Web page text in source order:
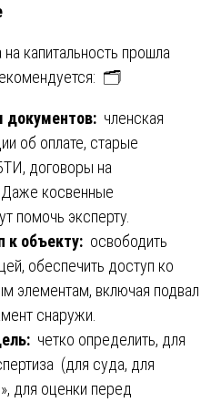
капитальность прошла
🗂️
документов: членская
об оплате, старые
договоры на
косвенные
помочь эксперту.
к объекту: освободить
обеспечить доступ ко
элементам, включая подвал
снаружи.
четко определить, для
(для суда, для
для оценки перед